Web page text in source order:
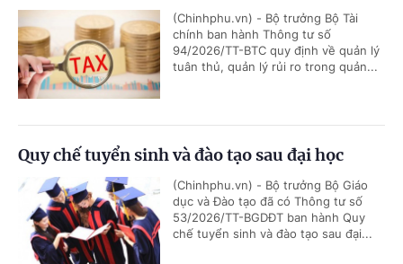
(Chinhphu.vn) - Bộ trưởng Bộ Tài
chính ban hành Thông tư số
94/2026/TT-BTC quy định về quản lý
tuân thủ, quản lý rủi ro trong quản...
Quy chế tuyển sinh và đào tạo sau đại học
(Chinhphu.vn) - Bộ trưởng Bộ Giáo
dục và Đào tạo đã có Thông tư số
53/2026/TT-BGDĐT ban hành Quy
chế tuyển sinh và đào tạo sau đại...